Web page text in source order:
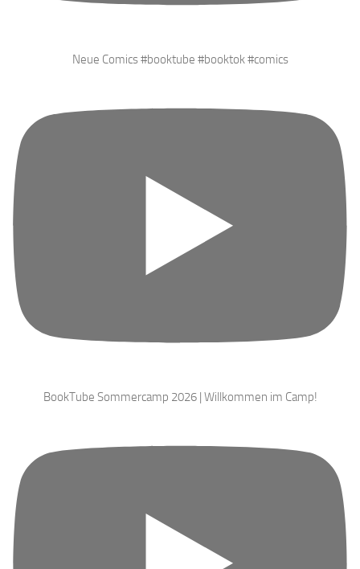
Neue Comics #booktube #booktok #comics
BookTube Sommercamp 2026 | Willkommen im Camp!